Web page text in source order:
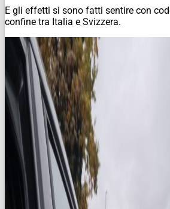
E gli effetti si sono fatti sentire con
confine tra Italia e Svizzera.